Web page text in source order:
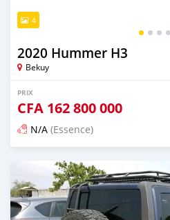
4
2020 Hummer H3
Bekuy
PRIX
CFA 162 800 000
N/A (Essence)
Publié il y a plus de 2 ans